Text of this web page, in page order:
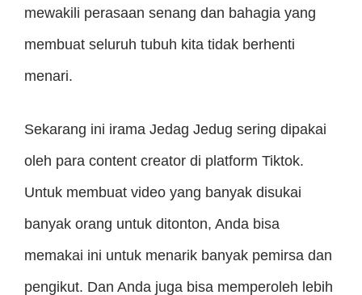
mewakili perasaan senang dan bahagia yang
membuat seluruh tubuh kita tidak berhenti
menari.
Sekarang ini irama Jedag Jedug sering dipakai
oleh para content creator di platform Tiktok.
Untuk membuat video yang banyak disukai
banyak orang untuk ditonton, Anda bisa
memakai ini untuk menarik banyak pemirsa dan
pengikut. Dan Anda juga bisa memperoleh lebih